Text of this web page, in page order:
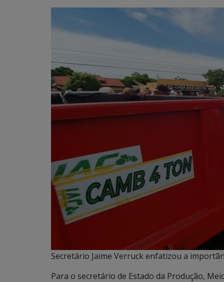
Secretário Jaime Verruck enfatizou a
Para o secretário de Estado da Produção,